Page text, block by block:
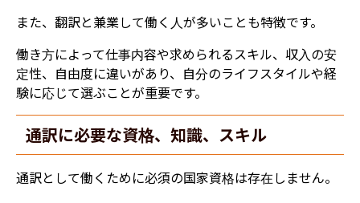
また、翻訳と兼業して働く人が多いことも特徴です。
働き方によって仕事内容や求められるスキル、収入の安
定性、自由度に違いがあり、自分のライフスタイルや経
験に応じて選ぶことが重要です。
通訳に必要な資格、知識、スキル
通訳として働くために必須の国家資格は存在しません。